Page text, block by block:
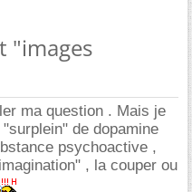
"images
ma question . Mais je
de dopamine
psychoactive ,
, la couper ou